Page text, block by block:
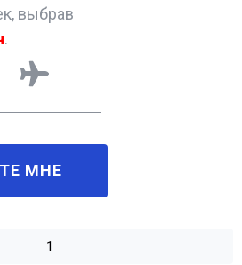
выбрав
.